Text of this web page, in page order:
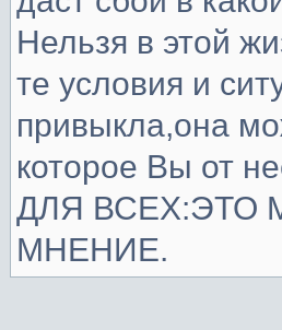
Нельзя в этой
те условия и
привыкла,она
которое Вы от
ДЛЯ ВСЕХ:ЭТО
МНЕНИЕ.